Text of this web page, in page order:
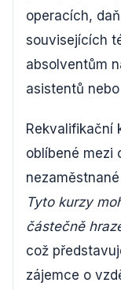
operacích,
souvisejících
absolventům
asistentů
Rekvalifikační
oblíbené mezi
Tyto kurzy
částečně
což
zájemce o